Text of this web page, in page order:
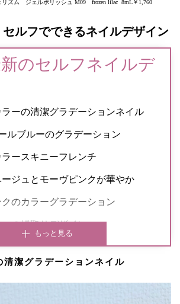
ズム ジェルポリッシュ M09 frozen lilac 8mL￥1,760
ルフでできるネイルデザイン
新のセルフネイルデ
ーの清潔グラデーションネイル
ルブルーのグラデーション
ースキニーフレンチ
ジュとモーヴピンクが華やか
のカラーグラデーション
の縁取りデザイン
もっと見る
清潔グラデーションネイル